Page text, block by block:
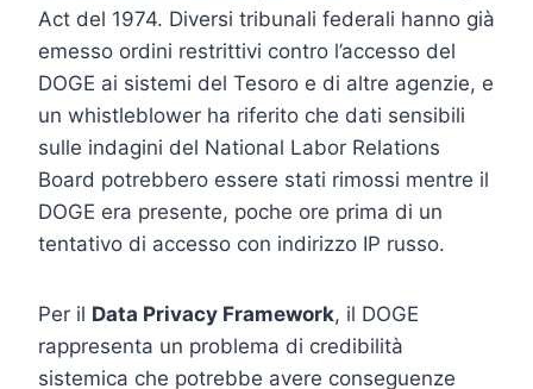
Act del 1974. Diversi tribunali federali hanno già
emesso ordini restrittivi contro l’accesso del
DOGE ai sistemi del Tesoro e di altre agenzie, e
un whistleblower ha riferito che dati sensibili
sulle indagini del National Labor Relations
Board potrebbero essere stati rimossi mentre il
DOGE era presente, poche ore prima di un
tentativo di accesso con indirizzo IP russo.
Per il Data Privacy Framework, il DOGE
rappresenta un problema di credibilità
sistemica che potrebbe avere conseguenze